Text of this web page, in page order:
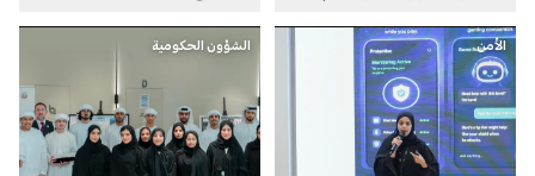
الأمن الشؤون الحكومية